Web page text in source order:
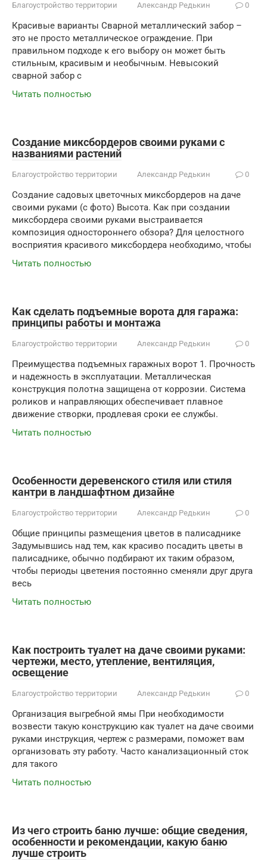
Благоустройство территории Александр Редькин 0
Красивые варианты Сварной металлический забор –
это не просто металлическое ограждение. При
правильном подходе к его выбору он может быть
стильным, красивым и необычным. Невысокий
сварной забор с
Читать полностью
Создание миксбордеров своими руками с
названиями растений
Благоустройство территории Александр Редькин 0
Создание садовых цветочных миксбордеров на даче
своими руками (с фото) Высота. Как при создании
миксбордера своими руками выстраивается
композиция одностороннего обзора? Для целостного
восприятия красивого миксбордера необходимо, чтобы
Читать полностью
Как сделать подъемные ворота для гаража:
принципы работы и монтажа
Благоустройство территории Александр Редькин 0
Преимущества подъемных гаражных ворот 1. Прочность
и надежность в эксплуатации. Металлическая
конструкция полотна защищена от коррозии. Система
роликов и направляющих обеспечивает плавное
движение створки, продлевая сроки ее службы.
Читать полностью
Особенности деревенского стиля или стиля
кантри в ландшафтном дизайне
Благоустройство территории Александр Редькин 0
Общие принципы размещения цветов в палисаднике
Задумывшись над тем, как красиво посадить цветы в
палисаднике, обычно подбирают их таким образом,
чтобы периоды цветения постоянно сменяли друг друга
весь
Читать полностью
Как построить туалет на даче своими руками:
чертежи, место, утепление, вентиляция,
освещение
Благоустройство территории Александр Редькин 0
Организация выгребной ямы При необходимости
возвести такую конструкцию как туалет на даче своими
руками инструкция, чертеж с размерами, поможет вам
организовать эту работу. Часто канализационный сток
для такого
Читать полностью
Из чего строить баню лучше: общие сведения,
особенности и рекомендации, какую баню
лучше строить